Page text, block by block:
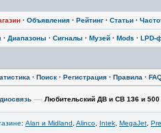
· Объявления · Рейтинг · Статьи ·
· Диапазоны · Сигналы · Музей · Mods · LPD-
· Поиск · Регистрация · Правила ·
—› Любительский ДВ и СВ 136 и 500
: Alan и Midland Alinco Intek MegaJet